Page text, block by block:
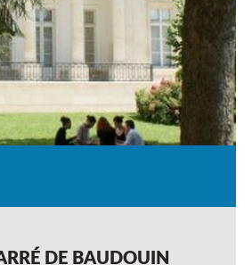
DE BAUDOUIN